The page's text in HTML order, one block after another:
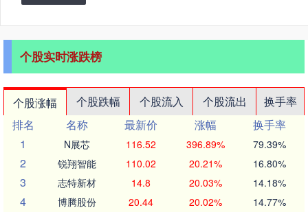
个股实时涨跌榜
个股涨幅 个股跌幅 个股流入 个股流出
换手率
排名
名称 最新价 涨幅
换手率
1
N展芯 116.52 396.89% 79.39%
2 锐翔智能 110.02 20.21% 16.80%
3 志特新材 14.8 20.03% 14.18%
4 博腾股份 20.44 20.02% 14.77%